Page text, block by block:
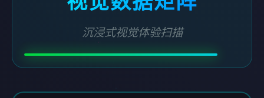
沉浸式视觉体验扫描